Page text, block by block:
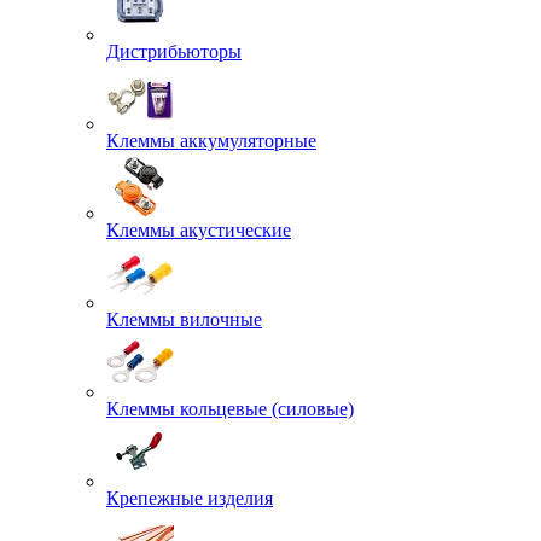
Дистрибьюторы
Клеммы аккумуляторные
Клеммы акустические
Клеммы вилочные
Клеммы кольцевые (силовые)
Крепежные изделия